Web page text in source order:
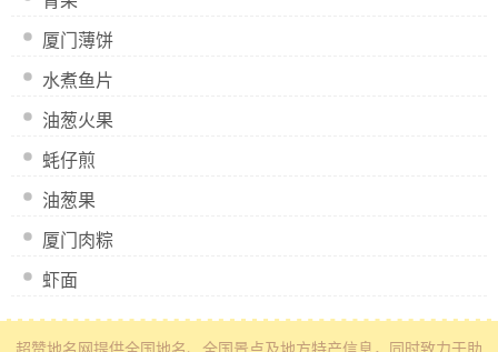
厦门薄饼
水煮鱼片
油葱火果
蚝仔煎
油葱果
厦门肉粽
虾面